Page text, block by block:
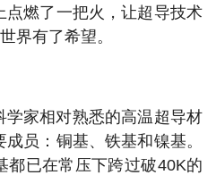
燃了一把火，让超导技术
界有了希望。
学家相对熟悉的高温超导材
员：铜基、铁基和镍基。
都已在常压下跨过破40K的